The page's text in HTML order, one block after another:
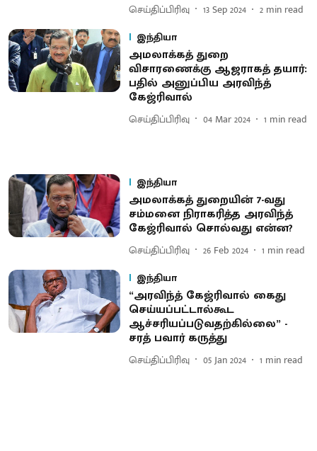
செய்திப்பிரிவு 13 Sep 2024 2 min read
இந்தியா
அமலாக்கத் துறை
விசாரணைக்கு ஆஜராகத் தயார்:
பதில் அனுப்பிய அரவிந்த்
கேஜ்ரிவால்
செய்திப்பிரிவு 04 Mar 2024 1 min read
இந்தியா
அமலாக்கத் துறையின் 7-வது
சம்மனை நிராகரித்த அரவிந்த்
கேஜ்ரிவால் சொல்வது என்ன?
செய்திப்பிரிவு 26 Feb 2024 1 min read
இந்தியா
“அரவிந்த் கேஜ்ரிவால் கைது
செய்யப்பட்டால்கூட
ஆச்சரியப்படுவதற்கில்லை” -
சரத் பவார் கருத்து
செய்திப்பிரிவு 05 Jan 2024 1 min read